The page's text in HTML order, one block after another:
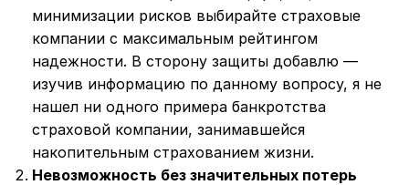
минимизации рисков выбирайте страховые
компании с максимальным рейтингом
надежности. В сторону защиты добавлю —
изучив информацию по данному вопросу, я не
нашел ни одного примера банкротства
страховой компании, занимавшейся
накопительным страхованием жизни.
Невозможность без значительных потерь